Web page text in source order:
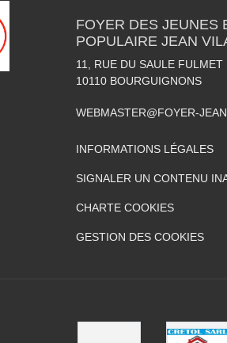
FOYER DES JEUNES
POPULAIRE JEAN
11, RUE DU SAULE FULMET
10110 BOURGUIGNONS
WEBMASTER@FOYER-
INFORMATIONS LÉGALES
SIGNALER UN CONTENU
CHARTE COOKIES
GESTION DES COOKIES